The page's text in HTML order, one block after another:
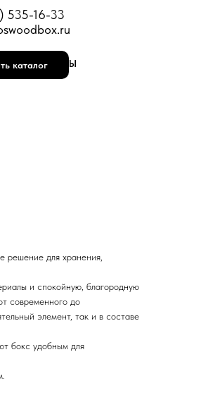
535-16-33
каталог
КОНТАКТЫ
решение для хранения,
и спокойную, благородную
современного до
элемент, так и в составе
бокс удобным для